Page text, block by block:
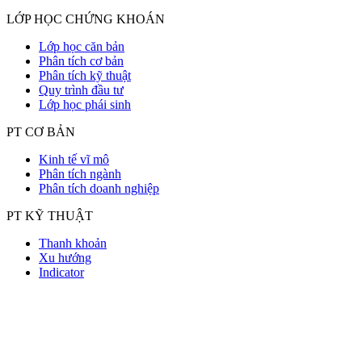
LỚP HỌC CHỨNG KHOÁN
Lớp học căn bản
Phân tích cơ bản
Phân tích kỹ thuật
Quy trình đầu tư
Lớp học phái sinh
PT CƠ BẢN
Kinh tế vĩ mô
Phân tích ngành
Phân tích doanh nghiệp
PT KỸ THUẬT
Thanh khoản
Xu hướng
Indicator